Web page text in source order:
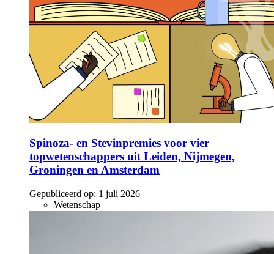
Spinoza- en Stevinpremies voor vier
topwetenschappers uit Leiden, Nijmegen,
Groningen en Amsterdam
Gepubliceerd op: 1 juli 2026
Wetenschap